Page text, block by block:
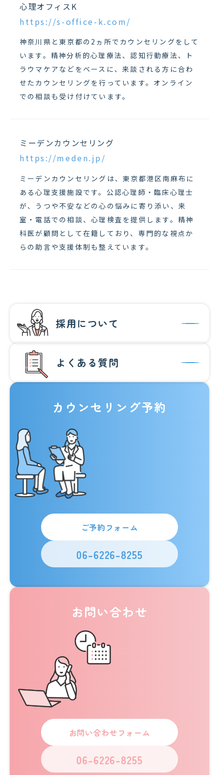
心理オフィスK
https://s-office-k.com/
神奈川県と東京都の2ヵ所でカウンセリングをして
います。精神分析的心理療法、認知行動療法、ト
ラウマケアなどをベースに、来談される方に合わ
せたカウンセリングを行っています。オンライン
での相談も受け付けています。
ミーデンカウンセリング
https://meden.jp/
ミーデンカウンセリングは、東京都港区南麻布に
ある心理支援施設です。公認心理師・臨床心理士
が、うつや不安などの心の悩みに寄り添い、来
室・電話での相談、心理検査を提供します。精神
科医が顧問として在籍しており、専門的な視点か
らの助言や支援体制も整えています。
採用について
よくある質問
カウンセリング予約
ご予約フォーム
06-6226-8255
お問い合わせ
お問い合わせフォーム
06-6226-8255